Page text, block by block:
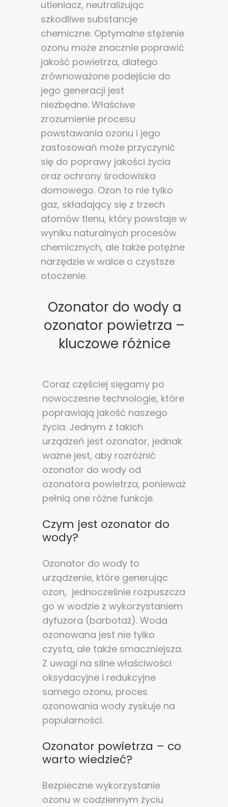
Ozonator do wody a
ozonator powietrza –
kluczowe różnice
Coraz częściej sięgamy po
nowoczesne technologie, które
poprawiają jakość naszego
życia. Jednym z takich
urządzeń jest ozonator, jednak
ważne jest, aby rozróżnić
ozonator do wody od
ozonatora powietrza, ponieważ
pełnią one różne funkcje.
Czym jest ozonator do
wody?
Ozonator do wody to
urządzenie, które generując
ozon, jednocześnie rozpuszcza
go w wodzie z wykorzystaniem
dyfuzora (barbotaż). Woda
ozonowana jest nie tylko
czysta, ale także smaczniejsza.
Z uwagi na silne właściwości
oksydacyjne i redukcyjne
samego ozonu, proces
ozonowania wody zyskuje na
popularności.
Ozonator powietrza – co
warto wiedzieć?
Bezpieczne wykorzystanie
ozonu w codziennym życiu
utleniacz, neutralizując
szkodliwe substancje
chemiczne. Optymalne stężenie
ozonu może znacznie poprawić
jakość powietrza, dlatego
zrównoważone podejście do
jego generacji jest
niezbędne. Właściwe
zrozumienie procesu
powstawania ozonu i jego
zastosowań może przyczynić
się do poprawy jakości życia
oraz ochrony środowiska
domowego. Ozon to nie tylko
gaz, składający się z trzech
atomów tlenu, który powstaje w
wyniku naturalnych procesów
chemicznych, ale także potężne
narzędzie w walce o czystsze
otoczenie.